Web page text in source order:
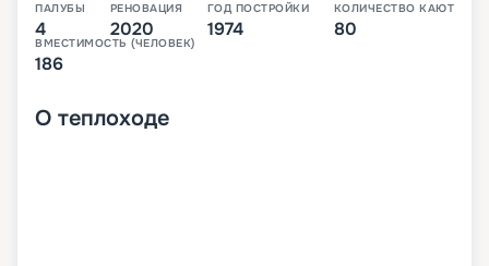
ПАЛУБЫ
4
РЕНОВАЦИЯ
2020
ГОД ПОСТРОЙКИ
1974
КОЛИЧЕСТВО КАЮТ
80
ВМЕСТИМОСТЬ (ЧЕЛОВЕК)
186
О теплоходе